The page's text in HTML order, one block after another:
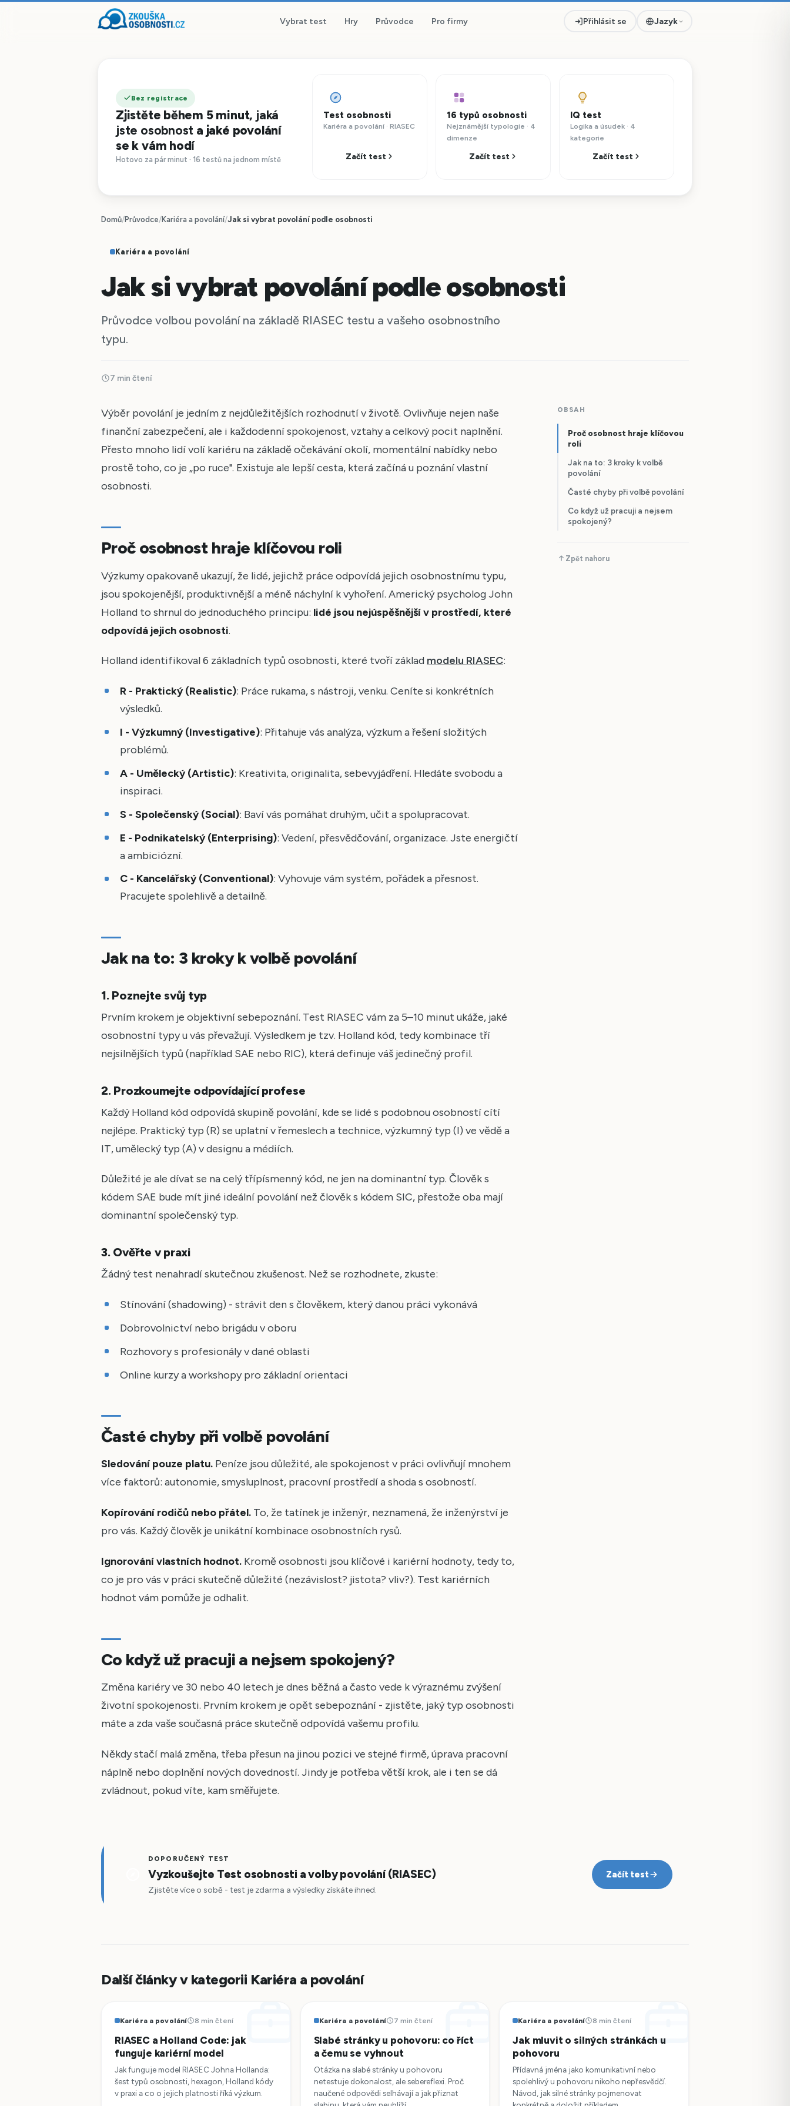
Vybrat test Hry Průvodce Pro firmy Přihlásit se Jazyk
Bez registrace
Zjistěte během 5 minut, jaká
jste osobnost a jaké povolání
se k vám hodí
Hotovo za pár minut · 16 testů na jednom místě
Test osobnosti
Kariéra a povolání · RIASEC
Začít test
16 typů osobnosti
Nejznámější typologie · 4
dimenze
Začít test
IQ test
Logika a úsudek · 4
kategorie
Začít test
Domů/Průvodce/Kariéra a povolání/Jak si vybrat povolání podle osobnosti
Kariéra a povolání
Jak si vybrat povolání podle osobnosti
Průvodce volbou povolání na základě RIASEC testu a vašeho osobnostního
typu.
7 min čtení
Výběr povolání je jedním z nejdůležitějších rozhodnutí v životě. Ovlivňuje nejen naše
finanční zabezpečení, ale i každodenní spokojenost, vztahy a celkový pocit naplnění.
Přesto mnoho lidí volí kariéru na základě očekávání okolí, momentální nabídky nebo
prostě toho, co je „po ruce". Existuje ale lepší cesta, která začíná u poznání vlastní
osobnosti.
Proč osobnost hraje klíčovou roli
Výzkumy opakovaně ukazují, že lidé, jejichž práce odpovídá jejich osobnostnímu typu,
jsou spokojenější, produktivnější a méně náchylní k vyhoření. Americký psycholog John
Holland to shrnul do jednoduchého principu: lidé jsou nejúspěšnější v prostředí, které
odpovídá jejich osobnosti.
Holland identifikoval 6 základních typů osobnosti, které tvoří základ modelu RIASEC:
R - Praktický (Realistic): Práce rukama, s nástroji, venku. Ceníte si konkrétních
výsledků.
I - Výzkumný (Investigative): Přitahuje vás analýza, výzkum a řešení složitých
problémů.
A - Umělecký (Artistic): Kreativita, originalita, sebevyjádření. Hledáte svobodu a
inspiraci.
S - Společenský (Social): Baví vás pomáhat druhým, učit a spolupracovat.
E - Podnikatelský (Enterprising): Vedení, přesvědčování, organizace. Jste energičtí
a ambiciózní.
C - Kancelářský (Conventional): Vyhovuje vám systém, pořádek a přesnost.
Pracujete spolehlivě a detailně.
Jak na to: 3 kroky k volbě povolání
1. Poznejte svůj typ
Prvním krokem je objektivní sebepoznání. Test RIASEC vám za 5–10 minut ukáže, jaké
osobnostní typy u vás převažují. Výsledkem je tzv. Holland kód, tedy kombinace tří
nejsilnějších typů (například SAE nebo RIC), která definuje váš jedinečný profil.
2. Prozkoumejte odpovídající profese
Každý Holland kód odpovídá skupině povolání, kde se lidé s podobnou osobností cítí
nejlépe. Praktický typ (R) se uplatní v řemeslech a technice, výzkumný typ (I) ve vědě a
IT, umělecký typ (A) v designu a médiích.
Důležité je ale dívat se na celý třípísmenný kód, ne jen na dominantní typ. Člověk s
kódem SAE bude mít jiné ideální povolání než člověk s kódem SIC, přestože oba mají
dominantní společenský typ.
3. Ověřte v praxi
Žádný test nenahradí skutečnou zkušenost. Než se rozhodnete, zkuste:
Stínování (shadowing) - strávit den s člověkem, který danou práci vykonává
Dobrovolnictví nebo brigádu v oboru
Rozhovory s profesionály v dané oblasti
Online kurzy a workshopy pro základní orientaci
Časté chyby při volbě povolání
Sledování pouze platu. Peníze jsou důležité, ale spokojenost v práci ovlivňují mnohem
více faktorů: autonomie, smysluplnost, pracovní prostředí a shoda s osobností.
Kopírování rodičů nebo přátel. To, že tatínek je inženýr, neznamená, že inženýrství je
pro vás. Každý člověk je unikátní kombinace osobnostních rysů.
Ignorování vlastních hodnot. Kromě osobnosti jsou klíčové i kariérní hodnoty, tedy to,
co je pro vás v práci skutečně důležité (nezávislost? jistota? vliv?). Test kariérních
hodnot vám pomůže je odhalit.
Co když už pracuji a nejsem spokojený?
Změna kariéry ve 30 nebo 40 letech je dnes běžná a často vede k výraznému zvýšení
životní spokojenosti. Prvním krokem je opět sebepoznání - zjistěte, jaký typ osobnosti
máte a zda vaše současná práce skutečně odpovídá vašemu profilu.
Někdy stačí malá změna, třeba přesun na jinou pozici ve stejné firmě, úprava pracovní
náplně nebo doplnění nových dovedností. Jindy je potřeba větší krok, ale i ten se dá
zvládnout, pokud víte, kam směřujete.
OBSAH
Proč osobnost hraje klíčovou
roli
Jak na to: 3 kroky k volbě
povolání
Časté chyby při volbě povolání
Co když už pracuji a nejsem
spokojený?
Zpět nahoru
DOPORUČENÝ TEST
Vyzkoušejte Test osobnosti a volby povolání (RIASEC)
Zjistěte více o sobě - test je zdarma a výsledky získáte ihned.
Začít test
Další články v kategorii Kariéra a povolání
Kariéra a povolání 8 min čtení
RIASEC a Holland Code: jak
funguje kariérní model
Jak funguje model RIASEC Johna Hollanda:
šest typů osobnosti, hexagon, Holland kódy
v praxi a co o jejich platnosti říká výzkum.
Kariéra a povolání 7 min čtení
Slabé stránky u pohovoru: co říct
a čemu se vyhnout
Otázka na slabé stránky u pohovoru
netestuje dokonalost, ale sebereflexi. Proč
naučené odpovědi selhávají a jak přiznat
Kariéra a povolání 8 min čtení
Jak mluvit o silných stránkách u
pohovoru
Přídavná jména jako komunikativní nebo
spolehlivý u pohovoru nikoho nepřesvědčí.
Návod, jak silné stránky pojmenovat